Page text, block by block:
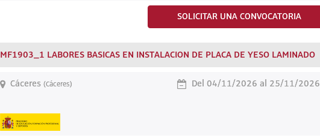
SOLICITAR UNA CONVOCATORIA
MF1903_1 LABORES BASICAS EN INSTALACION DE PLACA DE YESO LAMINADO
Cáceres (Cáceres) Del 04/11/2026 al 25/11/2026